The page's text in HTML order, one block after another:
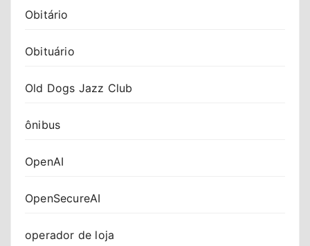
Obitário
Obituário
Old Dogs Jazz Club
ônibus
OpenAI
OpenSecureAI
operador de loja